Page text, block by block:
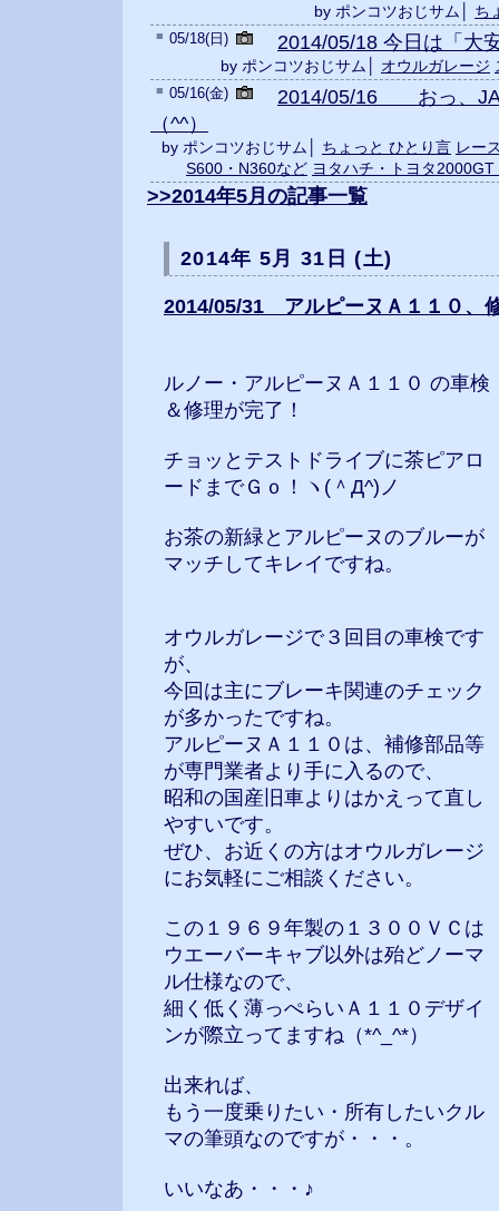
by ポンコツおじサム│ ち
■ 05/18(日) 2014/05/18 今日は「大
by ポンコツおじサム│ オウルガレージ
■ 05/16(金)
2014/05/16 おっ、
（^^）
by ポンコツおじサム│ ちょっと ひとり言 レ
S600・N360など ヨタハチ・トヨタ
>>2014年5月の記事一覧
2014年 5月 31日 (土)
2014/05/31 アルピーヌＡ１１０、
ルノー・アルピーヌＡ１１０ の車検
＆修理が完了！
チョッとテストドライブに茶ピアロ
ードまでＧｏ！ヽ(＾Д^)ノ
お茶の新緑とアルピーヌのブルーが
マッチしてキレイですね。
オウルガレージで３回目の車検です
が、
今回は主にブレーキ関連のチェック
が多かったですね。
アルピーヌＡ１１０は、補修部品等
が専門業者より手に入るので、
昭和の国産旧車よりはかえって直し
やすいです。
ぜひ、お近くの方はオウルガレージ
にお気軽にご相談ください。
この１９６９年製の１３００ＶＣは
ウエーバーキャブ以外は殆どノーマ
ル仕様なので、
細く低く薄っぺらいＡ１１０デザイ
ンが際立ってますね（*^_^*）
出来れば、
もう一度乗りたい・所有したいクル
マの筆頭なのですが・・・。
いいなあ・・・♪